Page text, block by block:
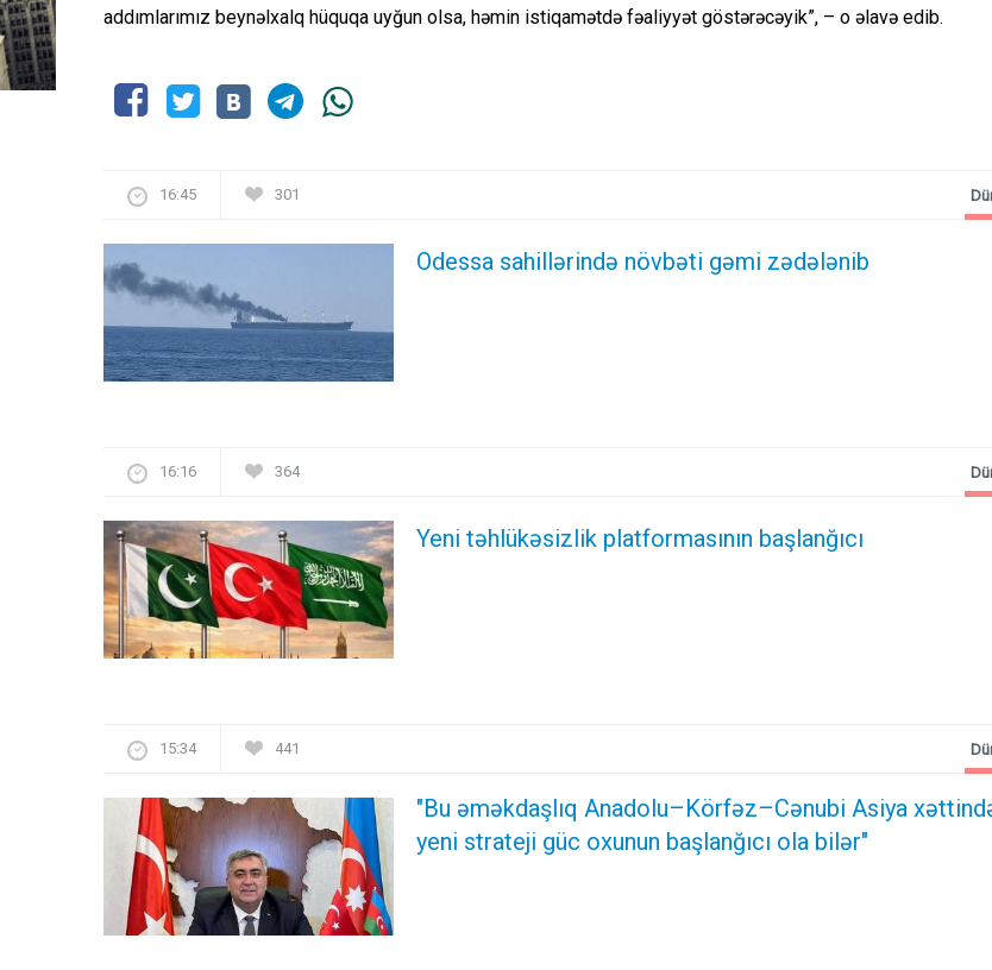
addımlarımız beynəlxalq hüquqa uyğun olsa, həmin istiqamətdə fəaliyyət göstərəcəyik”, – o əlavə edib.
16:45 301
Odessa sahillərində növbəti gəmi zədələnib
16:16 364
Yeni təhlükəsizlik platformasının başlanğıcı
15:34 441
"Bu əməkdaşlıq Anadolu–Körfəz–Cənubi Asiya
yeni strateji güc oxunun başlanğıcı ola bilər"